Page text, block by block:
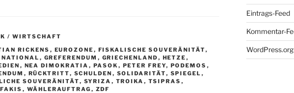
/ WIRTSCHAFT
RICKENS , EUROZONE , FISKALISCHE SOUVERÄNITÄT,
NATIONAL , GREFERENDUM , GRIECHENLAND , HETZE ,
, NEA DIMOKRATIA , PASOK , PETER FREY, PODEMOS ,
, RÜCKTRITT, SCHULDEN , SOLIDARITÄT, SPIEGEL ,
SOUVERÄNITÄT, SYRIZA , TROIKA , TSIPRAS ,
, WÄHLERAUFTRAG , ZDF
Eintrags-Feed
Kommentar-
WordPress.org